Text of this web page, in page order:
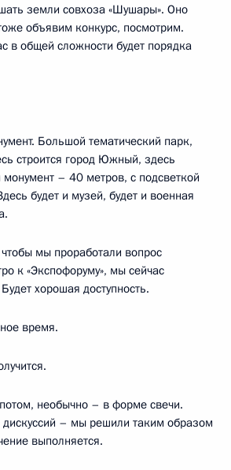
земли совхоза «Шушары». Оно
объявим конкурс, посмотрим.
в общей сложности будет порядка
Большой тематический парк,
строится город Южный, здесь
– 40 метров, с подсветкой
будет и музей, будет и военная
мы проработали вопрос
к «Экспофоруму», мы сейчас
хорошая доступность.
время.
необычно – в форме свечи.
– мы решили таким образом
выполняется.